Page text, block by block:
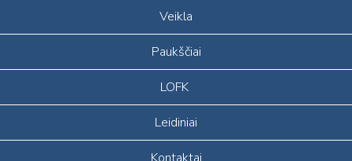
Veikla
Paukščiai
LOFK
Leidiniai